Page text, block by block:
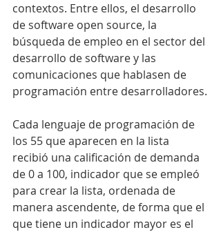
contextos. Entre ellos, el desarrollo
de software open source, la
búsqueda de empleo en el sector del
desarrollo de software y las
comunicaciones que hablasen de
programación entre desarrolladores.
Cada lenguaje de programación de
los 55 que aparecen en la lista
recibió una calificación de demanda
de 0 a 100, indicador que se empleó
para crear la lista, ordenada de
manera ascendente, de forma que el
que tiene un indicador mayor es el